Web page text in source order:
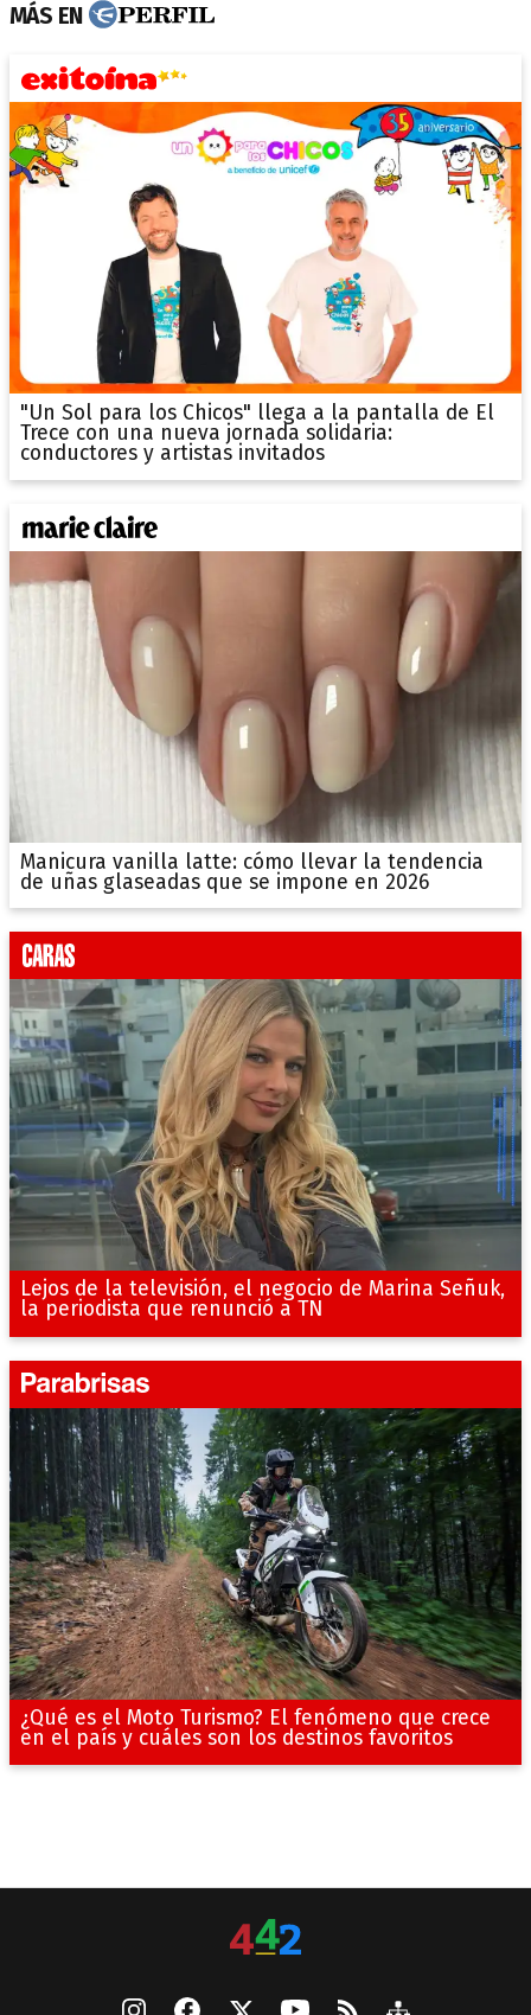
MÁS EN
"Un Sol para los Chicos" llega a la pantalla de El
Trece con una nueva jornada solidaria:
conductores y artistas invitados
Manicura vanilla latte: cómo llevar la tendencia
de uñas glaseadas que se impone en 2026
Lejos de la televisión, el negocio de Marina Señuk,
la periodista que renunció a TN
¿Qué es el Moto Turismo? El fenómeno que crece
en el país y cuáles son los destinos favoritos